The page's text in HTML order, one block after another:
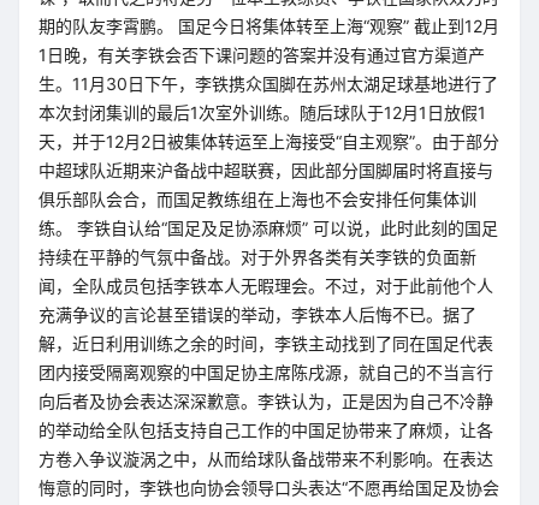
期的队友李霄鹏。 国足今日将集体转至上海“观察” 截止到12月
1日晚，有关李铁会否下课问题的答案并没有通过官方渠道产
生。11月30日下午，李铁携众国脚在苏州太湖足球基地进行了
本次封闭集训的最后1次室外训练。随后球队于12月1日放假1
天，并于12月2日被集体转运至上海接受“自主观察”。由于部分
中超球队近期来沪备战中超联赛，因此部分国脚届时将直接与
俱乐部队会合，而国足教练组在上海也不会安排任何集体训
练。 李铁自认给“国足及足协添麻烦” 可以说，此时此刻的国足
持续在平静的气氛中备战。对于外界各类有关李铁的负面新
闻，全队成员包括李铁本人无暇理会。不过，对于此前他个人
充满争议的言论甚至错误的举动，李铁本人后悔不已。据了
解，近日利用训练之余的时间，李铁主动找到了同在国足代表
团内接受隔离观察的中国足协主席陈戌源，就自己的不当言行
向后者及协会表达深深歉意。李铁认为，正是因为自己不冷静
的举动给全队包括支持自己工作的中国足协带来了麻烦，让各
方卷入争议漩涡之中，从而给球队备战带来不利影响。在表达
悔意的同时，李铁也向协会领导口头表达“不愿再给国足及协会